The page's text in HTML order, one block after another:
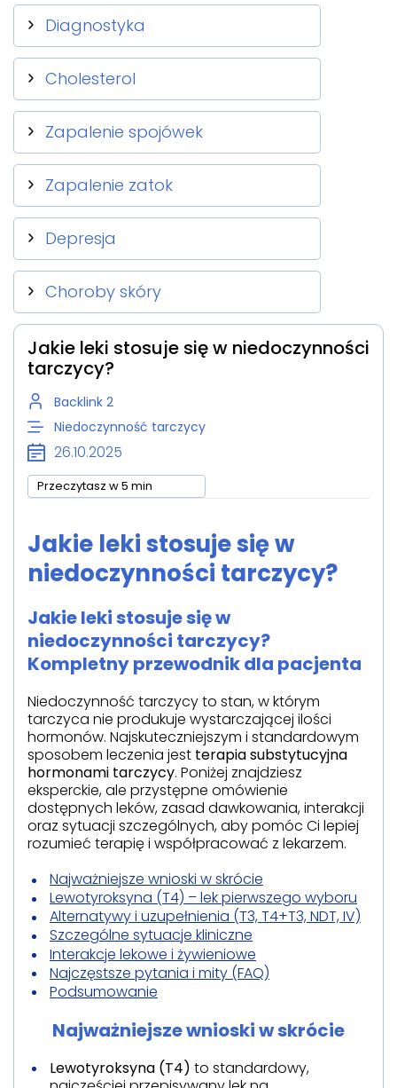
Diagnostyka
Cholesterol
Zapalenie spojówek
Zapalenie zatok
Depresja
Choroby skóry
Jakie leki stosuje się w niedoczynności
tarczycy?
Backlink 2
Niedoczynność tarczycy
26.10.2025
Przeczytasz w 5 min
Jakie leki stosuje się w
niedoczynności tarczycy?
Jakie leki stosuje się w
niedoczynności tarczycy?
Kompletny przewodnik dla pacjenta
Niedoczynność tarczycy to stan, w którym
tarczyca nie produkuje wystarczającej ilości
hormonów. Najskuteczniejszym i standardowym
sposobem leczenia jest terapia substytucyjna
hormonami tarczycy. Poniżej znajdziesz
eksperckie, ale przystępne omówienie
dostępnych leków, zasad dawkowania, interakcji
oraz sytuacji szczególnych, aby pomóc Ci lepiej
rozumieć terapię i współpracować z lekarzem.
Najważniejsze wnioski w skrócie
Lewotyroksyna (T4) – lek pierwszego wyboru
Alternatywy i uzupełnienia (T3, T4+T3, NDT, IV)
Szczególne sytuacje kliniczne
Interakcje lekowe i żywieniowe
Najczęstsze pytania i mity (FAQ)
Podsumowanie
Najważniejsze wnioski w skrócie
Lewotyroksyna (T4) to standardowy,